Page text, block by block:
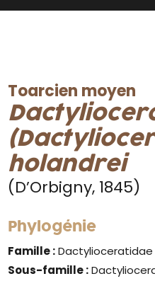
Toarcien moyen
holandrei
(D’Orbigny, 1845)
Phylogénie
Famille :Dactylioceratidae
Sous-famille :